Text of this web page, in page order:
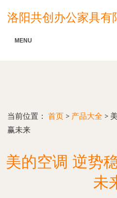
洛阳共创办公家具有
MENU
当前位置： 首页 > 产品大全 >
赢未来
美的空调 逆势
未